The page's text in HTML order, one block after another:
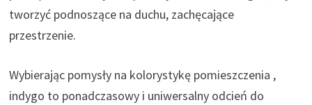
tworzyć podnoszące na duchu, zachęcające
przestrzenie.
Wybierając pomysły na kolorystykę pomieszczenia ,
indygo to ponadczasowy i uniwersalny odcień do